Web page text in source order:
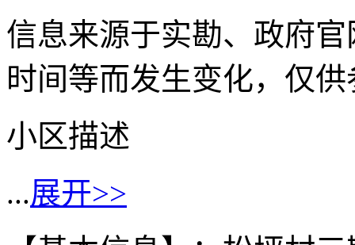
信息来源于实勘、政府
时间等而发生变化，仅
小区描述
...展开>>